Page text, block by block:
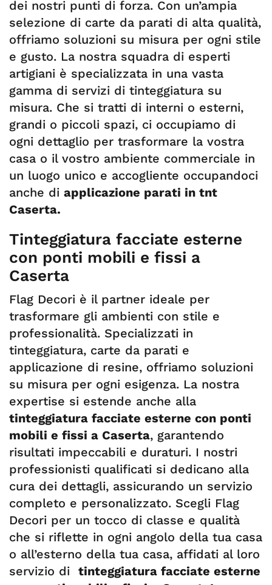
dei nostri punti di forza. Con un’ampia
selezione di carte da parati di alta qualità,
offriamo soluzioni su misura per ogni stile
e gusto. La nostra squadra di esperti
artigiani è specializzata in una vasta
gamma di servizi di tinteggiatura su
misura. Che si tratti di interni o esterni,
grandi o piccoli spazi, ci occupiamo di
ogni dettaglio per trasformare la vostra
casa o il vostro ambiente commerciale in
un luogo unico e accogliente occupandoci
anche di applicazione parati in tnt
Caserta.
Tinteggiatura facciate esterne
con ponti mobili e fissi a
Caserta
Flag Decori è il partner ideale per
trasformare gli ambienti con stile e
professionalità. Specializzati in
tinteggiatura, carte da parati e
applicazione di resine, offriamo soluzioni
su misura per ogni esigenza. La nostra
expertise si estende anche alla
tinteggiatura facciate esterne con ponti
mobili e fissi a Caserta, garantendo
risultati impeccabili e duraturi. I nostri
professionisti qualificati si dedicano alla
cura dei dettagli, assicurando un servizio
completo e personalizzato. Scegli Flag
Decori per un tocco di classe e qualità
che si riflette in ogni angolo della tua casa
o all’esterno della tua casa, affidati al loro
servizio di tinteggiatura facciate esterne